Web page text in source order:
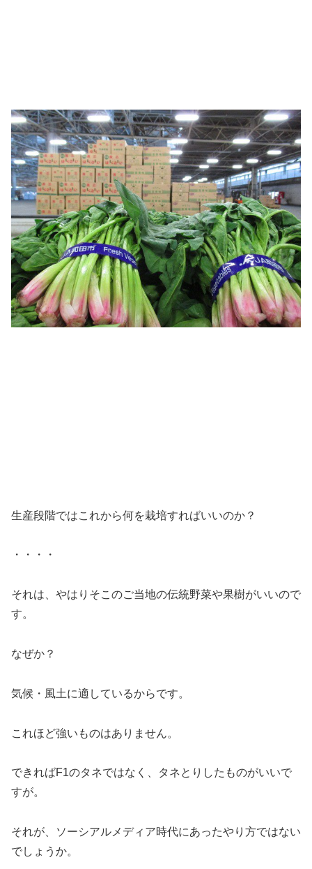
生産段階ではこれから何を栽培すればいいのか？
・・・・
それは、やはりそこのご当地の伝統野菜や果樹がいいので
す。
なぜか？
気候・風土に適しているからです。
これほど強いものはありません。
できればF1のタネではなく、タネとりしたものがいいで
すが。
それが、ソーシアルメディア時代にあったやり方ではない
でしょうか。